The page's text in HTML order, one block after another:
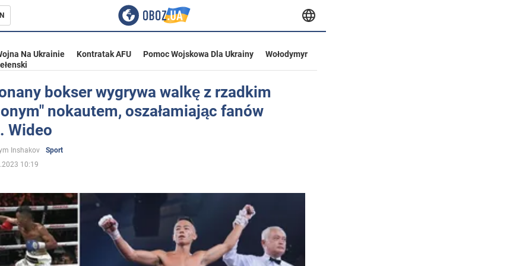
Ukrainie
Na Ukrainie Kontratak AFU Pomoc Wojskowa Dla Ukrainy
Wołodymyr
bokser wygrywa walkę z rzadkim
nokautem, oszałamiając fanów
Wideo
Inshakov
Sport
10:19